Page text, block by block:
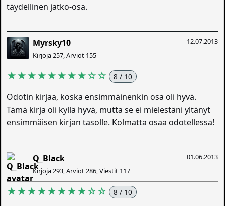
täydellinen jatko-osa.
12.07.2013
Myrsky10
Kirjoja 257, Arviot 155
★★★★★★★★☆☆ 8 / 10
Odotin kirjaa, koska ensimmäinenkin osa oli hyvä.
Tämä kirja oli kyllä hyvä, mutta se ei mielestäni yltänyt
ensimmäisen kirjan tasolle. Kolmatta osaa odotellessa!
01.06.2013
Q_Black
Kirjoja 293, Arviot 286, Viestit 117
★★★★★★★★☆☆ 8 / 10